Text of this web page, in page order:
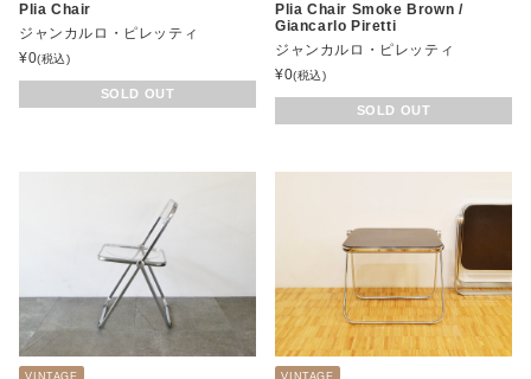
Plia Chair
ジャンカルロ・ピレッティ
¥0(税込)
SOLD OUT
Plia Chair Smoke Brown /
Giancarlo Piretti
ジャンカルロ・ピレッティ
¥0(税込)
SOLD OUT
VINTAGE VINTAGE